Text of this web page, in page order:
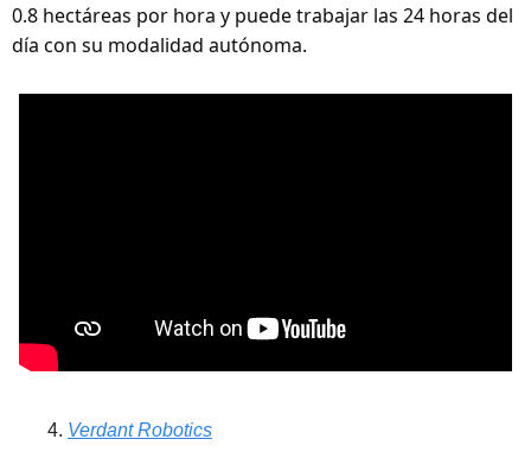
0.8 hectáreas por hora y puede trabajar las 24 horas del
día con su modalidad autónoma.
Verdant Robotics